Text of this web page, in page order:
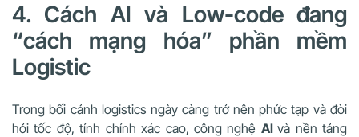
4. Cách AI và Low-code đang
“cách mạng hóa” phần mềm
Logistic
Trong bối cảnh logistics ngày càng trở nên phức tạp và đòi
hỏi tốc độ, tính chính xác cao, công nghệ AIvà nền tảng